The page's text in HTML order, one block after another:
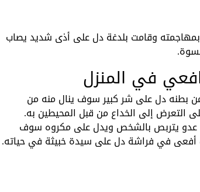
بمهاجمته وقامت بلدغة دل على أذى شديد يصاب
في المنزل
بطنه دل على شر كبير سوف ينال منه من
التعرض إلى الخداع من قبل المحيطين به.
عدو يتربص بالشخص ويدل على مكروه سوف
أفعى في فراشة دل على سيدة خبيثة في حياته.